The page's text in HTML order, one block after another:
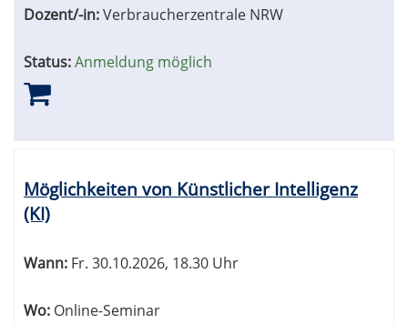
Dozent/-in:Verbraucherzentrale NRW
Status:Anmeldung möglich
Möglichkeiten von Künstlicher Intelligenz
(KI)
Wann: Fr. 30.10.2026, 18.30 Uhr
Wo: Online-Seminar